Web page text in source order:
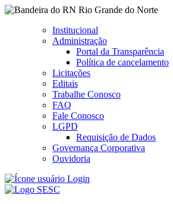
Rio Grande do Norte
Institucional
Administração
Portal da Transparência
Política de cancelamento
Licitações
Editais
Trabalhe Conosco
FAQ
Fale Conosco
LGPD
Requisição de Dados
Governança Corporativa
Ouvidoria
Login